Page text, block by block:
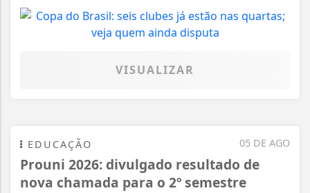
VISUALIZAR
05 DE AGO
EDUCAÇÃO
Prouni 2026: divulgado resultado de
nova chamada para o 2º semestre